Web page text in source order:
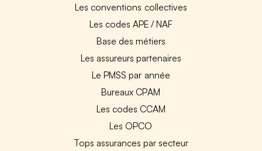
Les conventions collectives
Les codes APE / NAF
Base des métiers
Les assureurs partenaires
Le PMSS par année
Bureaux CPAM
Les codes CCAM
Les OPCO
Tops assurances par secteur